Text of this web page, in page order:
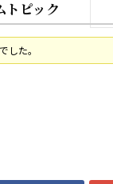
トピック
した。